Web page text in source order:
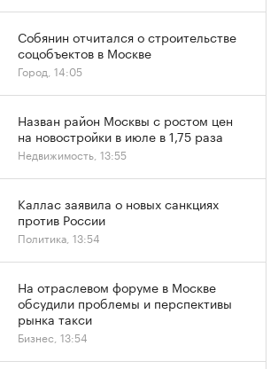
Собянин отчитался о строительстве
соцобъектов в Москве
Город, 14:05
Назван район Москвы с ростом цен
на новостройки в июле в 1,75 раза
Недвижимость, 13:55
Каллас заявила о новых санкциях
против России
Политика, 13:54
На отраслевом форуме в Москве
обсудили проблемы и перспективы
рынка такси
Бизнес, 13:54